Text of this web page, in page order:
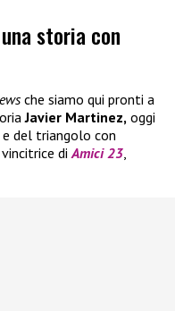
storia con
che siamo qui pronti a
Javier Martinez, oggi
e del triangolo con
di Amici 23